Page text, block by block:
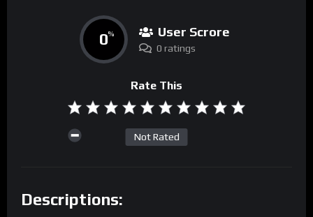
0% User Scrore
0 ratings
Rate This
Not Rated
Descriptions: